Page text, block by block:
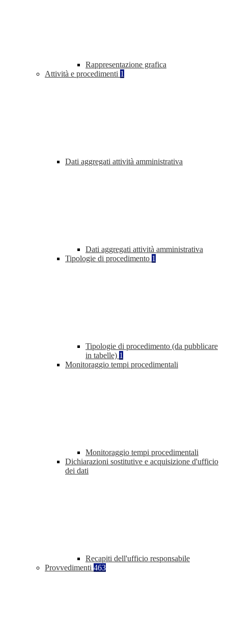
Rappresentazione grafica
Attività e procedimenti 1
Dati aggregati attività amministrativa
Dati aggregati attività amministrativa
Tipologie di procedimento 1
Tipologie di procedimento (da pubblicare
in tabelle) 1
Monitoraggio tempi procedimentali
Monitoraggio tempi procedimentali
Dichiarazioni sostitutive e acquisizione d'ufficio
dei dati
Recapiti dell'ufficio responsabile
Provvedimenti 463